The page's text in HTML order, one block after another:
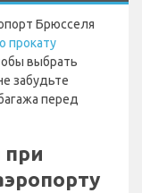
Брюсселя
прокату
выбрать
забудьте
перед
при